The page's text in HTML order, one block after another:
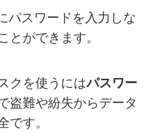
パスワードを入力しな
とができます。
クを使うにはパスワー
盗難や紛失からデータ
です。